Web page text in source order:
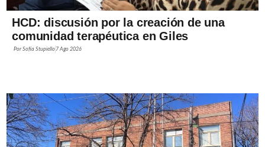
HCD: discusión por la creación de una
comunidad terapéutica en Giles
PorSofía Stupiello 7 Ago 2026